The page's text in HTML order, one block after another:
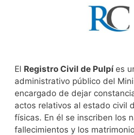
El Registro Civil de Pulpí es
administrativo público del
encargado de dejar
actos relativos al estado civil
físicas. En él se inscriben los
fallecimientos y los